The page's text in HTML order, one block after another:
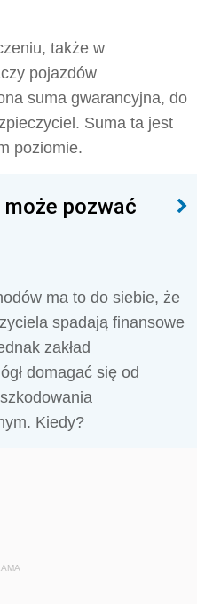
także w
pojazdów
suma gwarancyjna, do
Suma ta jest
poziomie.
może pozwać
ma to do siebie, że
spadają finansowe
zakład
domagać się od
Kiedy?